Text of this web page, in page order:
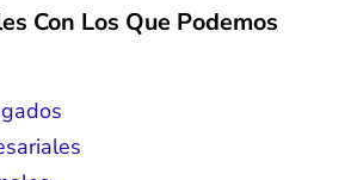
Con Los Que Podemos